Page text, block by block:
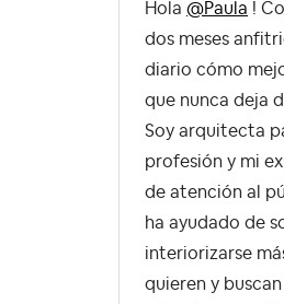
Hola @Paula !
dos meses
diario cómo
que nunca deja
Soy arquitecta
profesión y mi
de atención al
ha ayudado de
interiorizarse
quieren y